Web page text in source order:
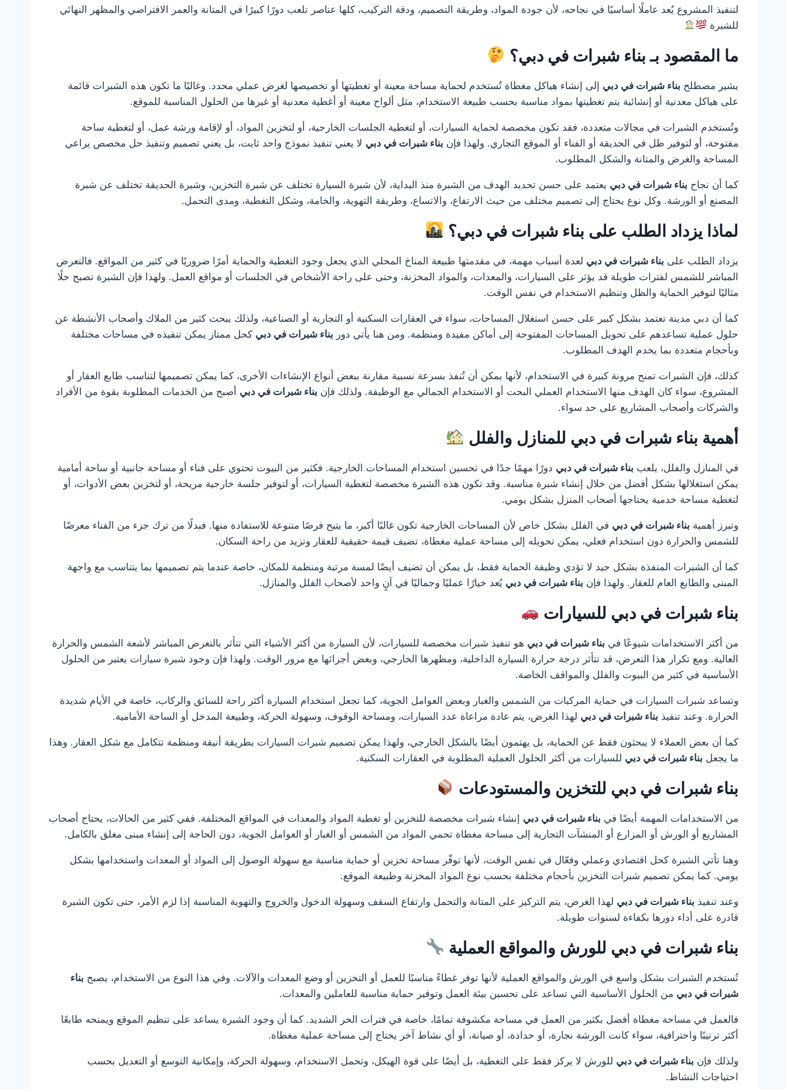
لتنفيذ المشروع يُعد عاملًا أساسيًا في نجاحه، لأن جودة المواد، وطريقة التصميم، ودقة التركيب، كلها عناصر تلعب دورًا كبيرًا في المتانة والعمر الافتراضي والمظهر النهائي
للشبرة
ما المقصود بـ بناء شبرات في دبي؟
يشير مصطلح بناء شبرات في دبي إلى إنشاء هياكل مغطاة تُستخدم لحماية مساحة معينة أو تغطيتها أو تخصيصها لغرض عملي محدد. وغالبًا ما تكون هذه الشبرات قائمة
على هياكل معدنية أو إنشائية يتم تغطيتها بمواد مناسبة بحسب طبيعة الاستخدام، مثل ألواح معينة أو أغطية معدنية أو غيرها من الحلول المناسبة للموقع.
وتُستخدم الشبرات في مجالات متعددة، فقد تكون مخصصة لحماية السيارات، أو لتغطية الجلسات الخارجية، أو لتخزين المواد، أو لإقامة ورشة عمل، أو لتغطية ساحة
مفتوحة، أو لتوفير ظل في الحديقة أو الفناء أو الموقع التجاري. ولهذا فإن بناء شبرات في دبي لا يعني تنفيذ نموذج واحد ثابت، بل يعني تصميم وتنفيذ حل مخصص يراعي
المساحة والغرض والمتانة والشكل المطلوب.
كما أن نجاح بناء شبرات في دبي يعتمد على حسن تحديد الهدف من الشبرة منذ البداية، لأن شبرة السيارة تختلف عن شبرة التخزين، وشبرة الحديقة تختلف عن شبرة
المصنع أو الورشة. وكل نوع يحتاج إلى تصميم مختلف من حيث الارتفاع، والاتساع، وطريقة التهوية، والخامة، وشكل التغطية، ومدى التحمل.
لماذا يزداد الطلب على بناء شبرات في دبي؟
يزداد الطلب على بناء شبرات في دبي لعدة أسباب مهمة، في مقدمتها طبيعة المناخ المحلي الذي يجعل وجود التغطية والحماية أمرًا ضروريًا في كثير من المواقع. فالتعرض
المباشر للشمس لفترات طويلة قد يؤثر على السيارات، والمعدات، والمواد المخزنة، وحتى على راحة الأشخاص في الجلسات أو مواقع العمل. ولهذا فإن الشبرة تصبح حلًا
مثاليًا لتوفير الحماية والظل وتنظيم الاستخدام في نفس الوقت.
كما أن دبي مدينة تعتمد بشكل كبير على حسن استغلال المساحات، سواء في العقارات السكنية أو التجارية أو الصناعية، ولذلك يبحث كثير من الملاك وأصحاب الأنشطة عن
حلول عملية تساعدهم على تحويل المساحات المفتوحة إلى أماكن مفيدة ومنظمة. ومن هنا يأتي دور بناء شبرات في دبي كحل ممتاز يمكن تنفيذه في مساحات مختلفة
وبأحجام متعددة بما يخدم الهدف المطلوب.
كذلك، فإن الشبرات تمنح مرونة كبيرة في الاستخدام، لأنها يمكن أن تُنفذ بسرعة نسبية مقارنة ببعض أنواع الإنشاءات الأخرى، كما يمكن تصميمها لتناسب طابع العقار أو
المشروع، سواء كان الهدف منها الاستخدام العملي البحت أو الاستخدام الجمالي مع الوظيفة. ولذلك فإن بناء شبرات في دبي أصبح من الخدمات المطلوبة بقوة من الأفراد
والشركات وأصحاب المشاريع على حد سواء.
أهمية بناء شبرات في دبي للمنازل والفلل
في المنازل والفلل، يلعب بناء شبرات في دبي دورًا مهمًا جدًا في تحسين استخدام المساحات الخارجية. فكثير من البيوت تحتوي على فناء أو مساحة جانبية أو ساحة أمامية
يمكن استغلالها بشكل أفضل من خلال إنشاء شبرة مناسبة. وقد تكون هذه الشبرة مخصصة لتغطية السيارات، أو لتوفير جلسة خارجية مريحة، أو لتخزين بعض الأدوات، أو
لتغطية مساحة خدمية يحتاجها أصحاب المنزل بشكل يومي.
وتبرز أهمية بناء شبرات في دبي في الفلل بشكل خاص لأن المساحات الخارجية تكون غالبًا أكبر، ما يتيح فرصًا متنوعة للاستفادة منها. فبدلًا من ترك جزء من الفناء معرضًا
للشمس والحرارة دون استخدام فعلي، يمكن تحويله إلى مساحة عملية مغطاة، تضيف قيمة حقيقية للعقار وتزيد من راحة السكان.
كما أن الشبرات المنفذة بشكل جيد لا تؤدي وظيفة الحماية فقط، بل يمكن أن تضيف أيضًا لمسة مرتبة ومنظمة للمكان، خاصة عندما يتم تصميمها بما يتناسب مع واجهة
المبنى والطابع العام للعقار. ولهذا فإن بناء شبرات في دبي يُعد خيارًا عمليًا وجماليًا في آنٍ واحد لأصحاب الفلل والمنازل.
بناء شبرات في دبي للسيارات
من أكثر الاستخدامات شيوعًا في بناء شبرات في دبي هو تنفيذ شبرات مخصصة للسيارات، لأن السيارة من أكثر الأشياء التي تتأثر بالتعرض المباشر لأشعة الشمس والحرارة
العالية. ومع تكرار هذا التعرض، قد تتأثر درجة حرارة السيارة الداخلية، ومظهرها الخارجي، وبعض أجزائها مع مرور الوقت. ولهذا فإن وجود شبرة سيارات يعتبر من الحلول
الأساسية في كثير من البيوت والفلل والمواقف الخاصة.
وتساعد شبرات السيارات في حماية المركبات من الشمس والغبار وبعض العوامل الجوية، كما تجعل استخدام السيارة أكثر راحة للسائق والركاب، خاصة في الأيام شديدة
الحرارة. وعند تنفيذ بناء شبرات في دبي لهذا الغرض، يتم عادة مراعاة عدد السيارات، ومساحة الوقوف، وسهولة الحركة، وطبيعة المدخل أو الساحة الأمامية.
كما أن بعض العملاء لا يبحثون فقط عن الحماية، بل يهتمون أيضًا بالشكل الخارجي، ولهذا يمكن تصميم شبرات السيارات بطريقة أنيقة ومنظمة تتكامل مع شكل العقار. وهذا
ما يجعل بناء شبرات في دبي للسيارات من أكثر الحلول العملية المطلوبة في العقارات السكنية.
بناء شبرات في دبي للتخزين والمستودعات
من الاستخدامات المهمة أيضًا في بناء شبرات في دبي إنشاء شبرات مخصصة للتخزين أو تغطية المواد والمعدات في المواقع المختلفة. ففي كثير من الحالات، يحتاج أصحاب
المشاريع أو الورش أو المزارع أو المنشآت التجارية إلى مساحة مغطاة تحمي المواد من الشمس أو الغبار أو العوامل الجوية، دون الحاجة إلى إنشاء مبنى مغلق بالكامل.
وهنا تأتي الشبرة كحل اقتصادي وعملي وفعّال في نفس الوقت، لأنها توفّر مساحة تخزين أو حماية مناسبة مع سهولة الوصول إلى المواد أو المعدات واستخدامها بشكل
يومي. كما يمكن تصميم شبرات التخزين بأحجام مختلفة بحسب نوع المواد المخزنة وطبيعة الموقع.
وعند تنفيذ بناء شبرات في دبي لهذا الغرض، يتم التركيز على المتانة والتحمل وارتفاع السقف وسهولة الدخول والخروج والتهوية المناسبة إذا لزم الأمر، حتى تكون الشبرة
قادرة على أداء دورها بكفاءة لسنوات طويلة.
بناء شبرات في دبي للورش والمواقع العملية
تُستخدم الشبرات بشكل واسع في الورش والمواقع العملية لأنها توفر غطاءً مناسبًا للعمل أو التخزين أو وضع المعدات والآلات. وفي هذا النوع من الاستخدام، يصبح بناء
شبرات في دبي من الحلول الأساسية التي تساعد على تحسين بيئة العمل وتوفير حماية مناسبة للعاملين والمعدات.
فالعمل في مساحة مغطاة أفضل بكثير من العمل في مساحة مكشوفة تمامًا، خاصة في فترات الحر الشديد. كما أن وجود الشبرة يساعد على تنظيم الموقع ويمنحه طابعًا
أكثر ترتيبًا واحترافية، سواء كانت الورشة نجارة، أو حدادة، أو صيانة، أو أي نشاط آخر يحتاج إلى مساحة عملية مغطاة.
ولذلك فإن بناء شبرات في دبي للورش لا يركز فقط على التغطية، بل أيضًا على قوة الهيكل، وتحمل الاستخدام، وسهولة الحركة، وإمكانية التوسع أو التعديل بحسب
احتياجات النشاط.